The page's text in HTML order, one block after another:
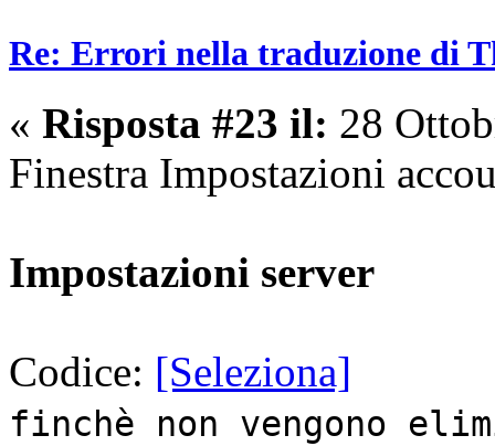
Re: Errori nella traduzione di
« Risposta #23 il: 28
Finestra Impostazioni
Impostazioni server
Codice: [Seleziona]
finchè non vengono